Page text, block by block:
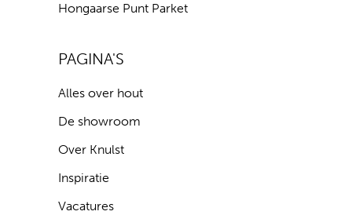
Hongaarse Punt Parket
PAGINA'S
Alles over hout
De showroom
Over Knulst
Inspiratie
Vacatures